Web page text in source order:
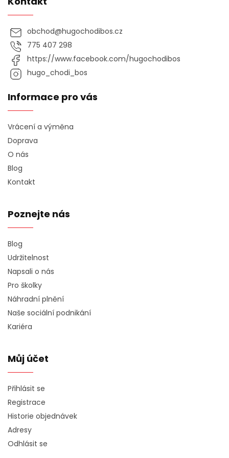
obchod@hugochodibos.cz
775 407 298
https://www.facebook.com/hugochodibos
hugo_chodi_bos
Informace pro vás
Vrácení a výměna
Doprava
O nás
Blog
Kontakt
Poznejte nás
Blog
Udržitelnost
Napsali o nás
Pro školky
Náhradní plnění
Naše sociální podnikání
Kariéra
Můj účet
Přihlásit se
Registrace
Historie objednávek
Adresy
Odhlásit se